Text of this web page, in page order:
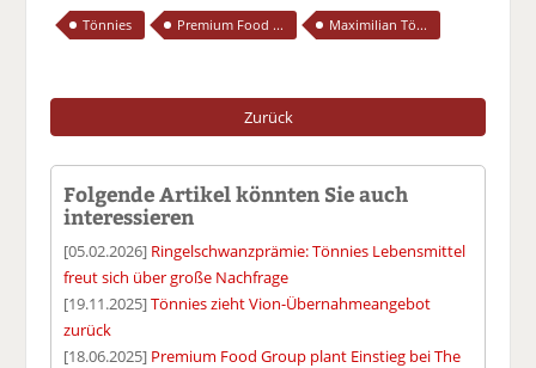
Tönnies Premium Food ... Maximilian Tö...
Zurück
Folgende Artikel könnten Sie auch
interessieren
[05.02.2026] Ringelschwanzprämie: Tönnies Lebensmittel
freut sich über große Nachfrage
[19.11.2025]Tönnies zieht Vion-Übernahmeangebot
zurück
[18.06.2025] Premium Food Group plant Einstieg bei The